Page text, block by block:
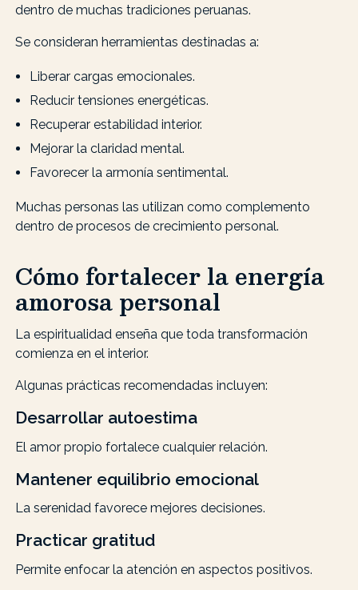
dentro de muchas tradiciones peruanas.
Se consideran herramientas destinadas a:
Liberar cargas emocionales.
Reducir tensiones energéticas.
Recuperar estabilidad interior.
Mejorar la claridad mental.
Favorecer la armonía sentimental.
Muchas personas las utilizan como complemento
dentro de procesos de crecimiento personal.
Cómo fortalecer la energía
amorosa personal
La espiritualidad enseña que toda transformación
comienza en el interior.
Algunas prácticas recomendadas incluyen:
Desarrollar autoestima
El amor propio fortalece cualquier relación.
Mantener equilibrio emocional
La serenidad favorece mejores decisiones.
Practicar gratitud
Permite enfocar la atención en aspectos positivos.